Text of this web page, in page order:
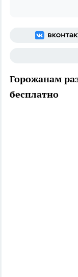
Горожанам
бесплатно